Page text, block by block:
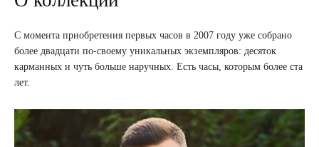
С момента приобретения первых часов в 2007 году уже собрано
более двадцати по-своему уникальных экземпляров: десяток
карманных и чуть больше наручных. Есть часы, которым более ста
лет.